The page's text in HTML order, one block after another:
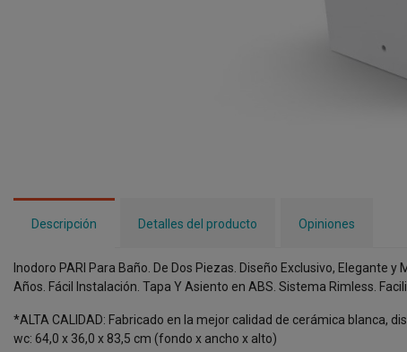
Descripción Detalles del producto Opiniones
Inodoro PARI Para Baño. De Dos Piezas. Diseño Exclusivo, Elegante
Años. Fácil Instalación. Tapa Y Asiento en ABS. Sistema Rimless.
*ALTA CALIDAD: Fabricado en la mejor calidad de cerámica blanca,
wc: 64,0 x 36,0 x 83,5 cm (fondo x ancho x alto)